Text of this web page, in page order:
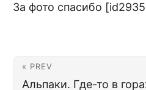
За фото спасибо
« PREV
Альпаки. Где-то в